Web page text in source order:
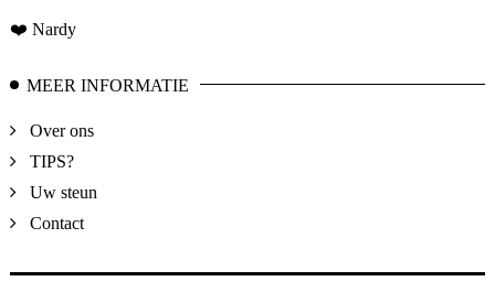
❤️ Nardy
MEER INFORMATIE
Over ons
TIPS?
Uw steun
Contact